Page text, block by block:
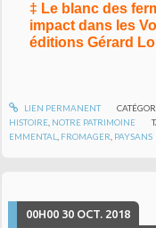
‡ Le blanc des
impact dans les
éditions Gérard
LIEN PERMANENT
HISTOIRE NOTRE PATRIMOINE
EMMENTAL
FROMAGER PAYSANS
00H00 30 OCT. 2018